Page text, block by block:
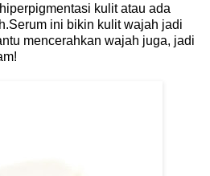
kulit atau ada
ini bikin kulit wajah jadi
mencerahkan wajah juga, jadi